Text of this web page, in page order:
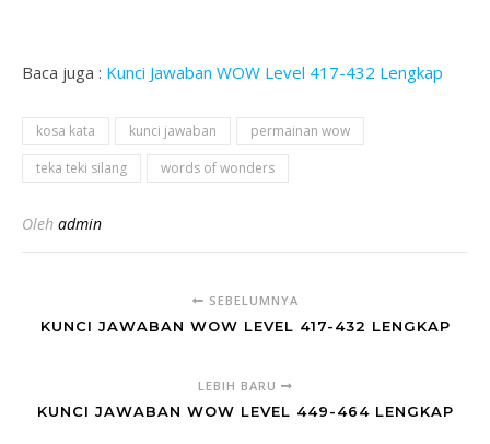
Baca juga : Kunci Jawaban WOW Level 417-432 Lengkap
kosa kata kunci jawaban
permainan wow
teka teki silang
words of wonders
Oleh admin
SEBELUMNYA
KUNCI JAWABAN WOW LEVEL 417-432 LENGKAP
LEBIH BARU
KUNCI JAWABAN WOW LEVEL 449-464 LENGKAP